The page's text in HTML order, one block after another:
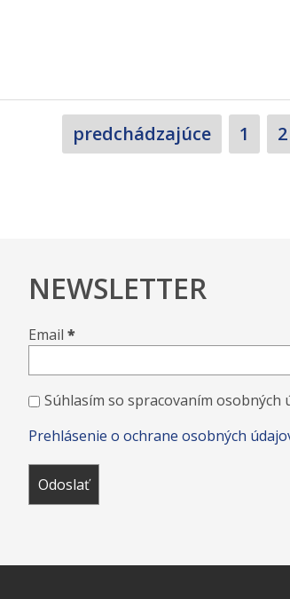
predchádzajúce Strana
1 2
NEWSLETTER
Email *
Súhlasím so spracovaním osobných
Prehlásenie o ochrane osobných